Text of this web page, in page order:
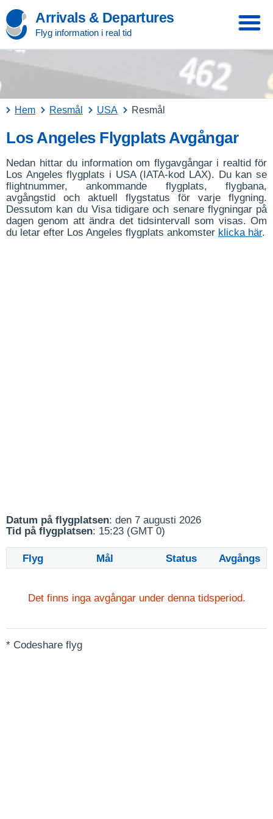
Arrivals & Departures
Flyg information i real tid
Hem Resmål USA Resmål
Los Angeles Flygplats Avgångar
Nedan hittar du information om flygavgångar i realtid för
Los Angeles flygplats i USA (IATA-kod LAX). Du kan se
flightnummer, ankommande flygplats, flygbana,
avgångstid och aktuell flygstatus för varje flygning.
Dessutom kan du Visa tidigare och senare flygningar på
dagen genom att ändra det tidsintervall som visas. Om
du letar efter Los Angeles flygplats ankomster klicka här.
Datum på flygplatsen: den 7 augusti 2026
Tid på flygplatsen: 15:23 (GMT 0)
Flyg Mål Status Avgångs
Det finns inga avgångar under denna tidsperiod.
* Codeshare flyg